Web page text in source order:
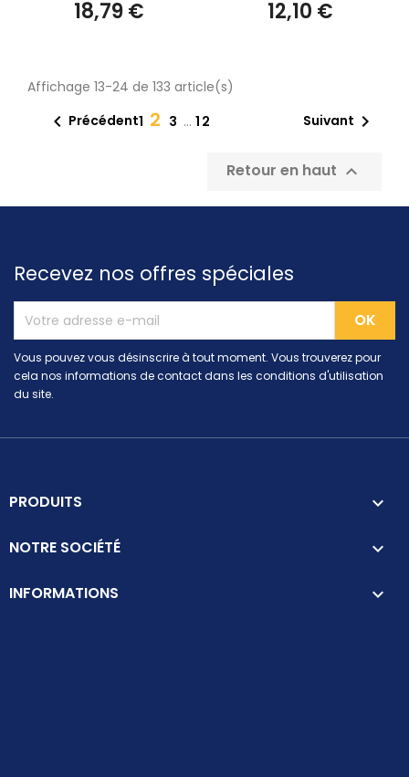
18,79 € 12,10 €
Affichage 13-24 de 133 article(s)
 Précédent1 2 3 … 12 Suivant 
Retour en haut 
Recevez nos offres spéciales
Vous pouvez vous désinscrire à tout moment. Vous trouverez pour
cela nos informations de contact dans les conditions d'utilisation
du site.
PRODUITS 
NOTRE SOCIÉTÉ 
INFORMATIONS keyboard_arrow_down